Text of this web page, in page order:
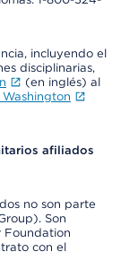
incluyendo el
disciplinarias,
(en inglés) al
afiliados
no son parte
Son
Foundation
con el